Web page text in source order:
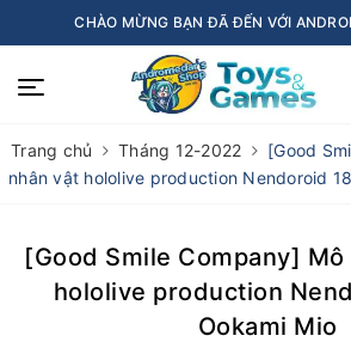
CHÀO MỪNG BẠN ĐÃ ĐẾN VỚI
Trang chủ Tháng 12-2022
[Good
nhân vật hololive production Nendoroid
[Good Smile Company]
hololive production
Ookami Mio